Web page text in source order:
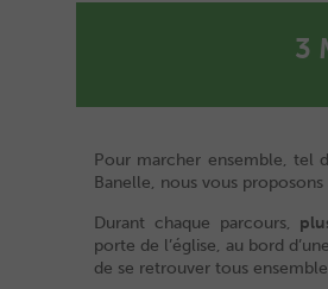
3
Pour marcher ensemble, tel
Banelle, nous vous proposons
Durant chaque parcours,
porte de l’église, au bord
de se retrouver tous